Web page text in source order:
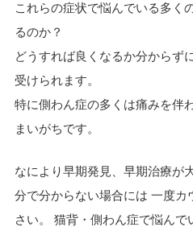
これらの症状で悩んでいる多く
るのか？
どうすれば良くなるか分からず
受けられます。
特に側わん症の多くは痛みを伴
まいがちです。
なにより早期発見、早期治療が
分で分からない場合には 一度
さい。 猫背・側わん症で悩ん